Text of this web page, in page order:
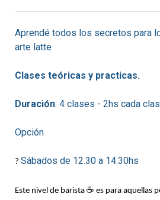
Aprendé todos los secretos para
arte latte
Clases teóricas y practicas.
Duración: 4 clases - 2hs cada
Opción
? Sábados de 12.30 a 14.30hs
Este nivel de barista ☕ es para aquellas